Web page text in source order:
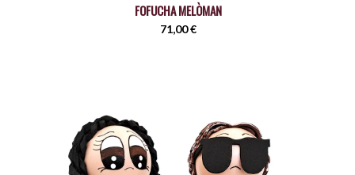
FOFUCHA MELÒMAN
71,00€